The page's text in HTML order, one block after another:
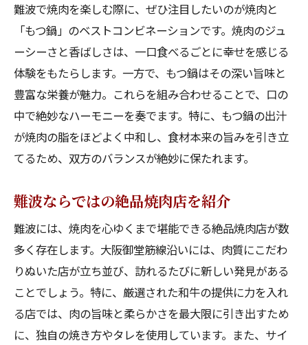
難波でしか味わえないスペシャル焼肉メニ
ュー
駅近の名店で味わう難波の焼肉と癒しのもつ鍋
駅からすぐの絶品焼肉店を訪ねて
もつ鍋の名店で贅沢なランチを楽しむ
焼肉ともつ鍋の両方を一度に味わうテクニ
ック
アクセス便利な難波の食べ歩きコース
人気店の予約を取るためのポイント
グルメ必見難波での焼肉ともつ鍋の絶品体験
プロが選ぶ焼肉ランキングの秘密
もつ鍋の絶品スープで味わう至福の一杯
味にこだわる焼肉職人の技を学ぶ
難波で焼肉を楽しむ際に、ぜひ注目したいのが焼肉と
「もつ鍋」のベストコンビネーションです。焼肉のジュ
ーシーさと香ばしさは、一口食べるごとに幸せを感じる
体験をもたらします。一方で、もつ鍋はその深い旨味と
豊富な栄養が魅力。これらを組み合わせることで、口の
中で絶妙なハーモニーを奏でます。特に、もつ鍋の出汁
が焼肉の脂をほどよく中和し、食材本来の旨みを引き立
てるため、双方のバランスが絶妙に保たれます。
難波ならではの絶品焼肉店を紹介
難波には、焼肉を心ゆくまで堪能できる絶品焼肉店が数
多く存在します。大阪御堂筋線沿いには、肉質にこだわ
りぬいた店が立ち並び、訪れるたびに新しい発見がある
ことでしょう。特に、厳選された和牛の提供に力を入れ
る店では、肉の旨味と柔らかさを最大限に引き出すため
に、独自の焼き方やタレを使用しています。また、サイ